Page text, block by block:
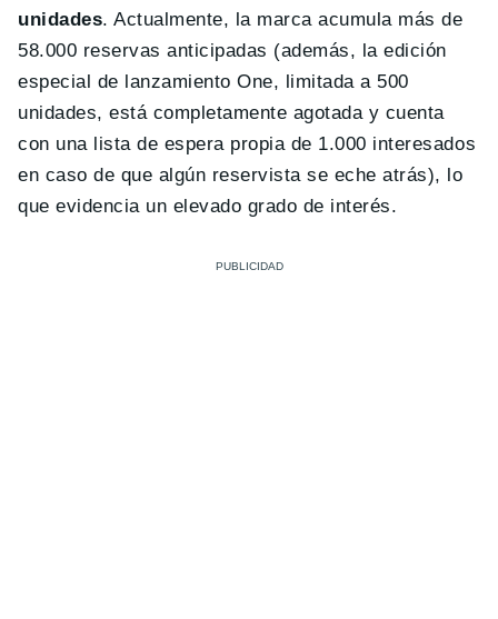
unidades. Actualmente, la marca acumula más de
58.000 reservas anticipadas (además, la edición
especial de lanzamiento One, limitada a 500
unidades, está completamente agotada y cuenta
con una lista de espera propia de 1.000 interesados
en caso de que algún reservista se eche atrás), lo
que evidencia un elevado grado de interés.